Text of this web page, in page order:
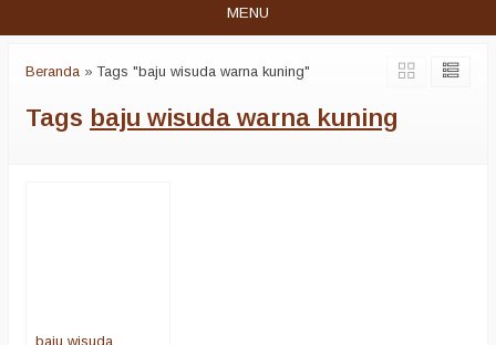
MENU
Beranda »Tags "baju wisuda warna kuning"
Tags baju wisuda warna kuning
baju wisuda